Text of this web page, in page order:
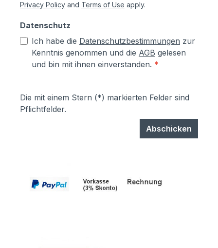
Privacy Policy and Terms of Use apply.
Datenschutz
Ich habe die Datenschutzbestimmungen zur
Kenntnis genommen und die AGB gelesen
und bin mit ihnen einverstanden. *
Die mit einem Stern (*) markierten Felder sind
Pflichtfelder.
Abschicken